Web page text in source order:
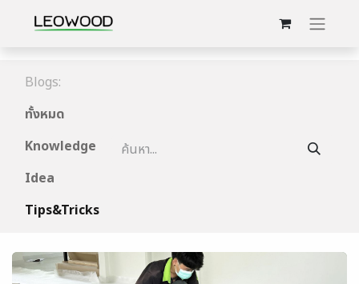
Blogs:
ทั้งหมด
Knowledge
Idea
Tips&Tricks